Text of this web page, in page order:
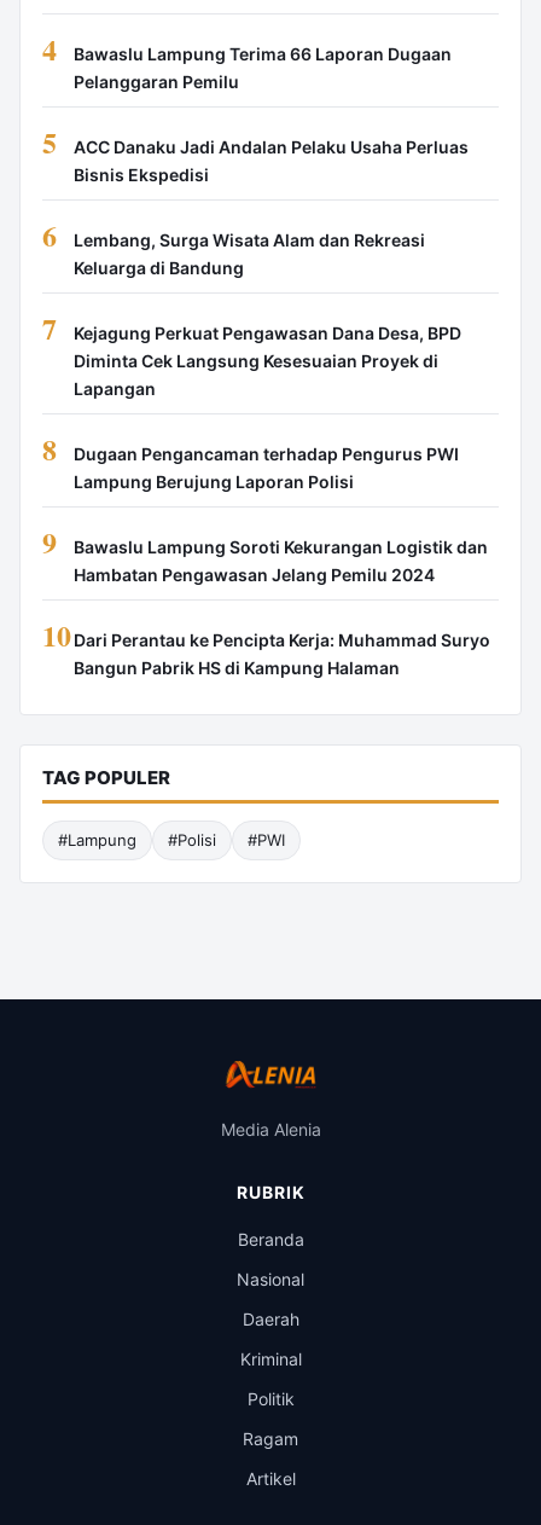
4
Bawaslu Lampung Terima 66 Laporan Dugaan
Pelanggaran Pemilu
5
ACC Danaku Jadi Andalan Pelaku Usaha Perluas
Bisnis Ekspedisi
6
Lembang, Surga Wisata Alam dan Rekreasi
Keluarga di Bandung
7
Kejagung Perkuat Pengawasan Dana Desa, BPD
Diminta Cek Langsung Kesesuaian Proyek di
Lapangan
8
Dugaan Pengancaman terhadap Pengurus PWI
Lampung Berujung Laporan Polisi
9
Bawaslu Lampung Soroti Kekurangan Logistik dan
Hambatan Pengawasan Jelang Pemilu 2024
10Dari Perantau ke Pencipta Kerja: Muhammad Suryo
Bangun Pabrik HS di Kampung Halaman
TAG POPULER
#Lampung #Polisi #PWI
Media Alenia
RUBRIK
Beranda
Nasional
Daerah
Kriminal
Politik
Ragam
Artikel